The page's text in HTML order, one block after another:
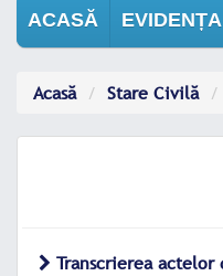
ACASĂ
Acasă Stare Civilă
Transcrierea